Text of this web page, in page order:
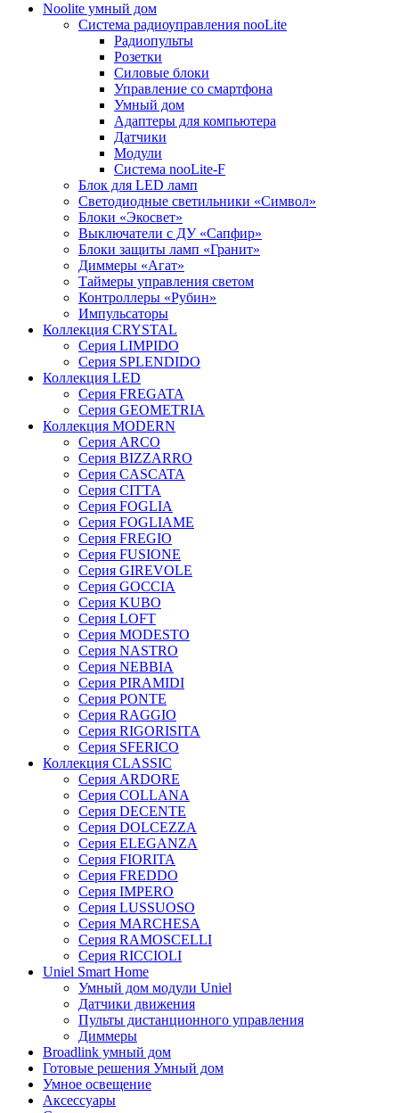
Noolite умный дом
Система радиоуправления nooLite
Радиопульты
Розетки
Силовые блоки
Управление со смартфона
Умный дом
Адаптеры для компьютера
Датчики
Модули
Система nooLite-F
Блок для LED ламп
Светодиодные светильники «Символ»
Блоки «Экосвет»
Выключатели с ДУ «Сапфир»
Блоки защиты ламп «Гранит»
Диммеры «Агат»
Таймеры управления светом
Контроллеры «Рубин»
Импульсаторы
Коллекция CRYSTAL
Серия LIMPIDO
Серия SPLENDIDO
Коллекция LED
Серия FREGATA
Серия GEOMETRIA
Коллекция MODERN
Серия ARCO
Серия BIZZARRO
Серия CASCATA
Серия CITTA
Серия FOGLIA
Серия FOGLIAME
Серия FREGIO
Серия FUSIONE
Серия GIREVOLE
Серия GOCCIA
Серия KUBO
Серия LOFT
Серия MODESTO
Серия NASTRO
Серия NEBBIA
Серия PIRAMIDI
Серия PONTE
Серия RAGGIO
Серия RIGORISITA
Серия SFERICO
Коллекция CLASSIC
Серия ARDORE
Серия COLLANA
Серия DECENTE
Серия DOLCEZZA
Серия ELEGANZA
Серия FIORITA
Серия FREDDO
Серия IMPERO
Серия LUSSUOSO
Серия MARCHESA
Серия RAMOSCELLI
Серия RICCIOLI
Uniel Smart Home
Умный дом модули Uniel
Датчики движения
Пульты дистанционного управления
Диммеры
Broadlink умный дом
Готовые решения Умный дом
Умное освещение
Аксессуары